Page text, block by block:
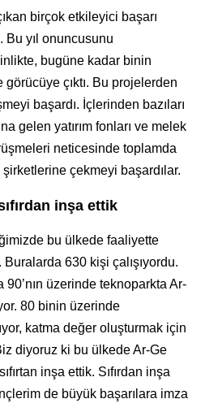
birçok etkileyici başarı
Bu yıl onuncusunu
bugüne kadar binin
çıktı. Bu projelerden
başardı. İçlerinden bazıları
gelen yatırım fonları ve melek
neticesinde toplamda
şirketlerine çekmeyi başardılar.
inşa ettik
bu ülkede faaliyette
630 kişi çalışıyordu.
üzerinde teknoparkta Ar-
80 binin üzerinde
katma değer oluşturmak için
diyoruz ki bu ülkede Ar-Ge
inşa ettik. Sıfırdan inşa
de büyük başarılara imza